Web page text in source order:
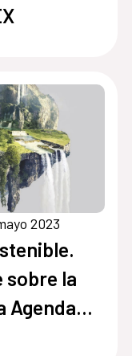
2023
sobre la
Agenda